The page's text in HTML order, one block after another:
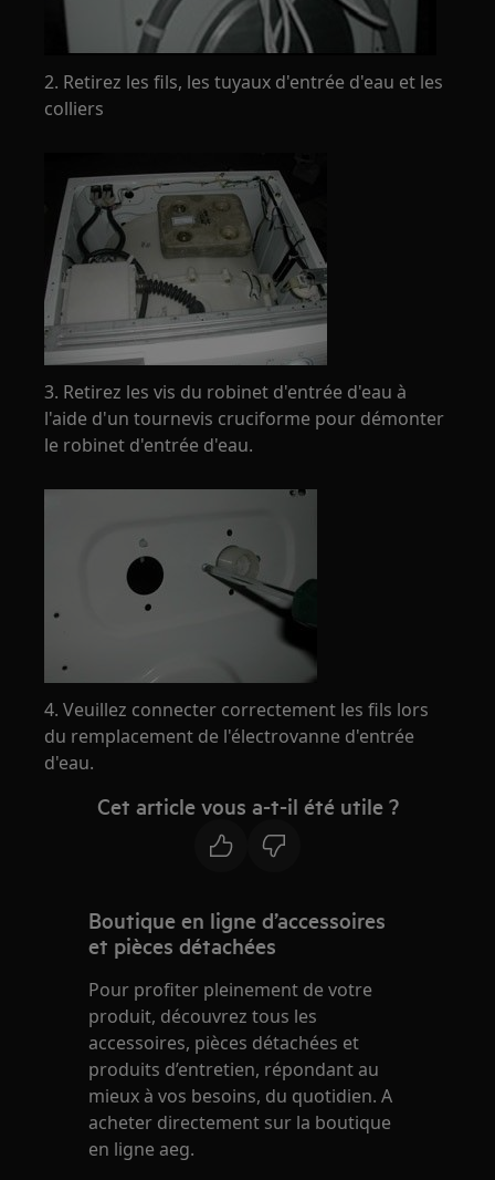
2. Retirez les fils, les tuyaux d'entrée d'eau et les
colliers
3. Retirez les vis du robinet d'entrée d'eau à
l'aide d'un tournevis cruciforme pour démonter
le robinet d'entrée d'eau.
4. Veuillez connecter correctement les fils lors
du remplacement de l'électrovanne d'entrée
d'eau.
Cet article vous a-t-il été utile ?
Boutique en ligne d’accessoires
et pièces détachées
Pour profiter pleinement de votre
produit, découvrez tous les
accessoires, pièces détachées et
produits d’entretien, répondant au
mieux à vos besoins, du quotidien. A
acheter directement sur la boutique
en ligne aeg.